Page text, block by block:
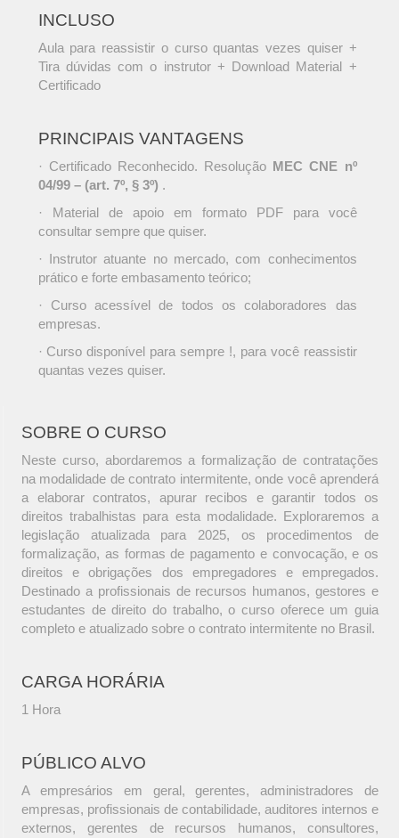
INCLUSO
Aula para reassistir o curso quantas vezes quiser +
Tira dúvidas com o instrutor + Download Material +
Certificado
PRINCIPAIS VANTAGENS
· Certificado Reconhecido. Resolução MEC CNE nº
04/99 – (art. 7º, § 3º) .
· Material de apoio em formato PDF para você
consultar sempre que quiser.
· Instrutor atuante no mercado, com conhecimentos
prático e forte embasamento teórico;
· Curso acessível de todos os colaboradores das
empresas.
· Curso disponível para sempre !, para você reassistir
quantas vezes quiser.
SOBRE O CURSO
Neste curso, abordaremos a formalização de contratações
na modalidade de contrato intermitente, onde você aprenderá
a elaborar contratos, apurar recibos e garantir todos os
direitos trabalhistas para esta modalidade. Exploraremos a
legislação atualizada para 2025, os procedimentos de
formalização, as formas de pagamento e convocação, e os
direitos e obrigações dos empregadores e empregados.
Destinado a profissionais de recursos humanos, gestores e
estudantes de direito do trabalho, o curso oferece um guia
completo e atualizado sobre o contrato intermitente no Brasil.
CARGA HORÁRIA
1 Hora
PÚBLICO ALVO
A empresários em geral, gerentes, administradores de
empresas, profissionais de contabilidade, auditores internos e
externos, gerentes de recursos humanos, consultores,